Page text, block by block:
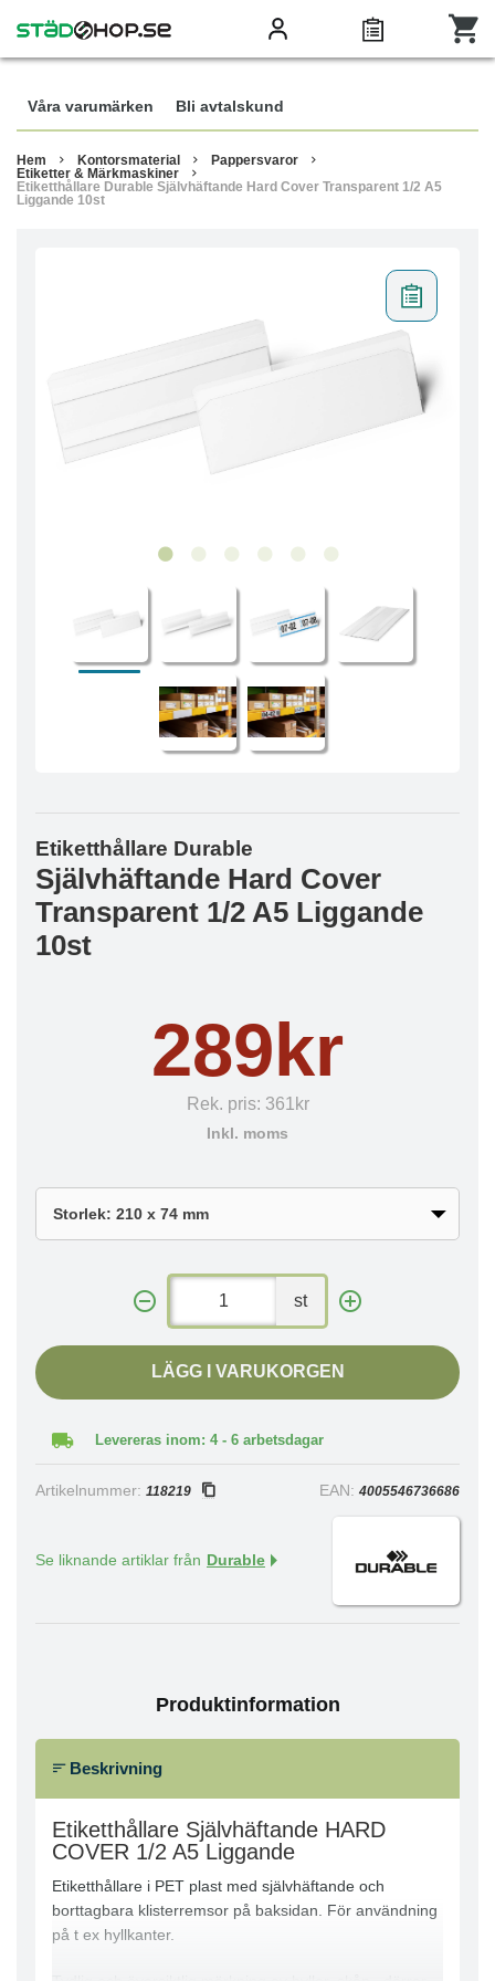
Våra varumärken Bli avtalskund
Hem Kontorsmaterial
Pappersvaror
Etiketter & Märkmaskiner
Etiketthållare Durable Självhäftande Hard Cover Transparent 1/2 A5
Liggande 10st
Etiketthållare Durable
Självhäftande Hard Cover
Transparent 1/2 A5 Liggande
10st
289kr
Rek. pris: 361kr
Inkl. moms
st
LÄGG I VARUKORGEN
Levereras inom: 4 - 6 arbetsdagar
Artikelnummer: 118219 EAN: 4005546736686
Se liknande artiklar från Durable
Produktinformation
Beskrivning
Etiketthållare Självhäftande HARD
COVER 1/2 A5 Liggande
Etiketthållare i PET plast med självhäftande och
borttagbara klisterremsor på baksidan. För användning
på t ex hyllkanter.